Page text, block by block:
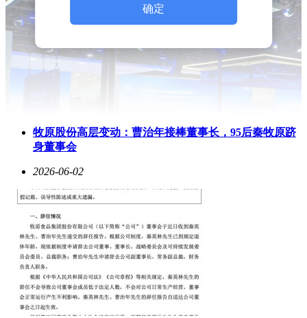
智能化领域的突破成为上汽大众此次展出的核心亮点。帕萨特
ePro与途观L ePro均搭载由卓驭科技研发的“行云”智能辅助驾
驶系统，支持高快领航辅助、跨楼层记忆泊车及循迹倒车等功
确定
牧原股份高层变动：曹治年接棒董事长，95后秦牧原跻
身董事会
2026-06-02